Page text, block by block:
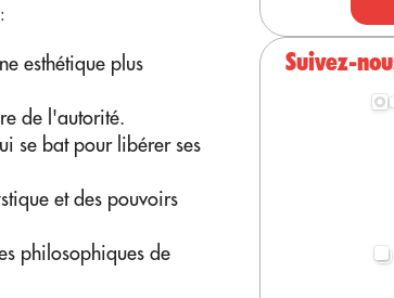
esthétique plus
de l'autorité.
se bat pour libérer ses
et des pouvoirs
philosophiques de
Suivez-